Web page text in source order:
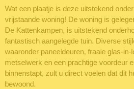
Wat een plaatje is deze uitstekend
vrijstaande woning! De woning is
De Kattenkampen, is uitstekend
fantastisch aangelegde tuin. Diverse
waaronder paneeldeuren, fraaie glas-in-
metselwerk en een prachtige voordeur
binnenstapt, zult u direct voelen dat dit
bewoond.